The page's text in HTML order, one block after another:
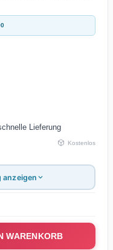
Lieferung
Kostenlos
anzeigen
WARENKORB